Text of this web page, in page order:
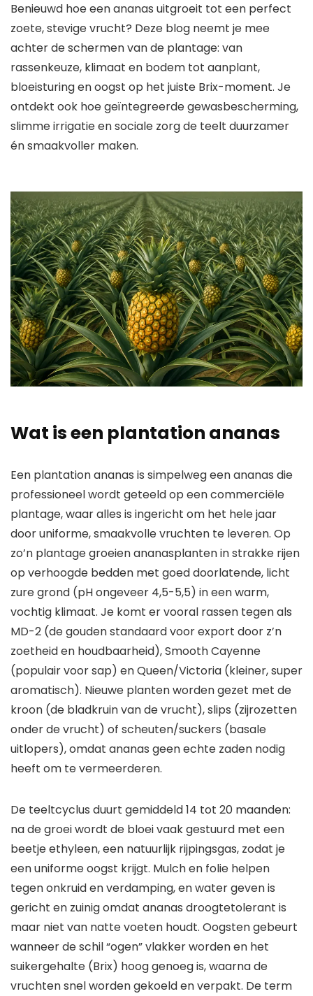
Benieuwd hoe een ananas uitgroeit tot een perfect
zoete, stevige vrucht? Deze blog neemt je mee
achter de schermen van de plantage: van
rassenkeuze, klimaat en bodem tot aanplant,
bloeisturing en oogst op het juiste Brix-moment. Je
ontdekt ook hoe geïntegreerde gewasbescherming,
slimme irrigatie en sociale zorg de teelt duurzamer
én smaakvoller maken.
Wat is een plantation ananas
Een plantation ananas is simpelweg een ananas die
professioneel wordt geteeld op een commerciële
plantage, waar alles is ingericht om het hele jaar
door uniforme, smaakvolle vruchten te leveren. Op
zo’n plantage groeien ananasplanten in strakke rijen
op verhoogde bedden met goed doorlatende, licht
zure grond (pH ongeveer 4,5-5,5) in een warm,
vochtig klimaat. Je komt er vooral rassen tegen als
MD-2 (de gouden standaard voor export door z’n
zoetheid en houdbaarheid), Smooth Cayenne
(populair voor sap) en Queen/Victoria (kleiner, super
aromatisch). Nieuwe planten worden gezet met de
kroon (de bladkruin van de vrucht), slips (zijrozetten
onder de vrucht) of scheuten/suckers (basale
uitlopers), omdat ananas geen echte zaden nodig
heeft om te vermeerderen.
De teeltcyclus duurt gemiddeld 14 tot 20 maanden:
na de groei wordt de bloei vaak gestuurd met een
beetje ethyleen, een natuurlijk rijpingsgas, zodat je
een uniforme oogst krijgt. Mulch en folie helpen
tegen onkruid en verdamping, en water geven is
gericht en zuinig omdat ananas droogtetolerant is
maar niet van natte voeten houdt. Oogsten gebeurt
wanneer de schil “ogen” vlakker worden en het
suikergehalte (Brix) hoog genoeg is, waarna de
vruchten snel worden gekoeld en verpakt. De term